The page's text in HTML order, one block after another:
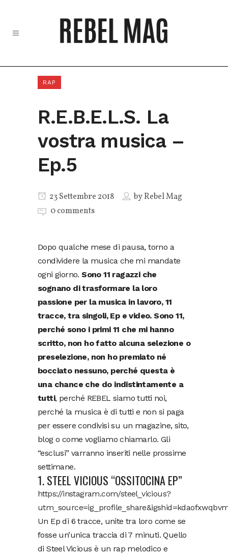
RAP
R.E.B.E.L.S. La
vostra musica –
Ep.5
23 Settembre 2018 byRebel Mag
0 comments
Dopo qualche mese di pausa, torno a
condividere la musica che mi mandate
ogni giorno.Sono 11 ragazzi che
sognano di trasformare la loro
passione per la musica in lavoro, 11
tracce, tra singoli, Ep e video. Sono 11,
perché sono i primi 11 che mi hanno
scritto, non ho fatto alcuna selezione o
preselezione, non ho premiato né
bocciato nessuno, perché questa è
una chance che do indistintamente a
tutti, perché REBEL siamo tutti noi,
perché la musica è di tutti e non si paga
per essere condivisi su un magazine, sito,
blog o come vogliamo chiamarlo. Gli
“esclusi” varranno inseriti nelle prossime
settimane.
1. STEEL VICIOUS “OSSITOCINA EP”
https://instagram.com/steel_vicious?
Un Ep di 6 tracce, unite tra loro come se
fosse un’unica traccia di 7 minuti. Quello
di Steel Vicious è un rap melodico e